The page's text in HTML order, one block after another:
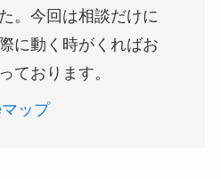
。今回は相談だけに
に動く時がくればお
ております。
ップ